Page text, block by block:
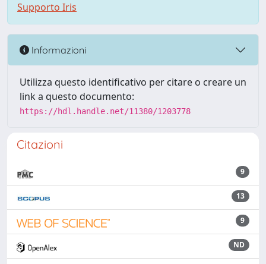
Supporto Iris
Informazioni
Utilizza questo identificativo per citare o creare un
link a questo documento:
https://hdl.handle.net/11380/1203778
Citazioni
9
13
9
ND